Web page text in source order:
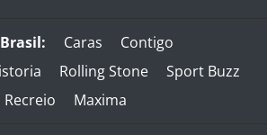
Caras
Contigo
Rolling Stone
Sport Buzz
Recreio
Maxima